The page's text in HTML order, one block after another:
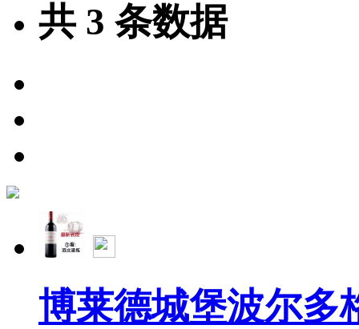
共 3 条数据
博莱德城堡波尔多